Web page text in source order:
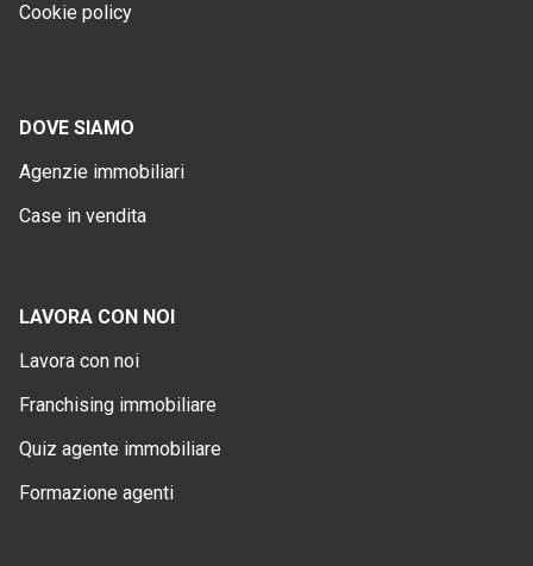
Cookie policy
DOVE SIAMO
Agenzie immobiliari
Case in vendita
LAVORA CON NOI
Lavora con noi
Franchising immobiliare
Quiz agente immobiliare
Formazione agenti